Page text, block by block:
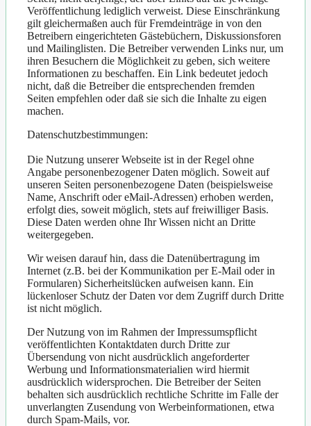
Veröffentlichung lediglich verweist. Diese Einschränkung
gilt gleichermaßen auch für Fremdeinträge in von den
Betreibern eingerichteten Gästebüchern, Diskussionsforen
und Mailinglisten. Die Betreiber verwenden Links nur, um
ihren Besuchern die Möglichkeit zu geben, sich weitere
Informationen zu beschaffen. Ein Link bedeutet jedoch
nicht, daß die Betreiber die entsprechenden fremden
Seiten empfehlen oder daß sie sich die Inhalte zu eigen
machen.
Datenschutzbestimmungen:
Die Nutzung unserer Webseite ist in der Regel ohne
Angabe personenbezogener Daten möglich. Soweit auf
unseren Seiten personenbezogene Daten (beispielsweise
Name, Anschrift oder eMail-Adressen) erhoben werden,
erfolgt dies, soweit möglich, stets auf freiwilliger Basis.
Diese Daten werden ohne Ihr Wissen nicht an Dritte
weitergegeben.
Wir weisen darauf hin, dass die Datenübertragung im
Internet (z.B. bei der Kommunikation per E-Mail oder in
Formularen) Sicherheitslücken aufweisen kann. Ein
lückenloser Schutz der Daten vor dem Zugriff durch Dritte
ist nicht möglich.
Der Nutzung von im Rahmen der Impressumspflicht
veröffentlichten Kontaktdaten durch Dritte zur
Übersendung von nicht ausdrücklich angeforderter
Werbung und Informationsmaterialien wird hiermit
ausdrücklich widersprochen. Die Betreiber der Seiten
behalten sich ausdrücklich rechtliche Schritte im Falle der
unverlangten Zusendung von Werbeinformationen, etwa
durch Spam-Mails, vor.